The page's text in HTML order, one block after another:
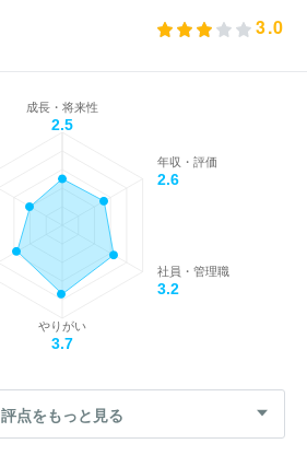
3.0
成長・将来性
2.5
年収・評価
2.6
社員・管理職
3.2
やりがい
3.7
評点をもっと見る